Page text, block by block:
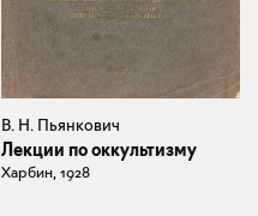
В. Н. Пьянкович
Лекции по оккультизму
Харбин, 1928